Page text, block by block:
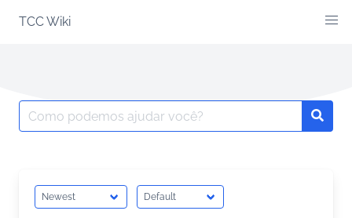
TCC Wiki
Search
for: